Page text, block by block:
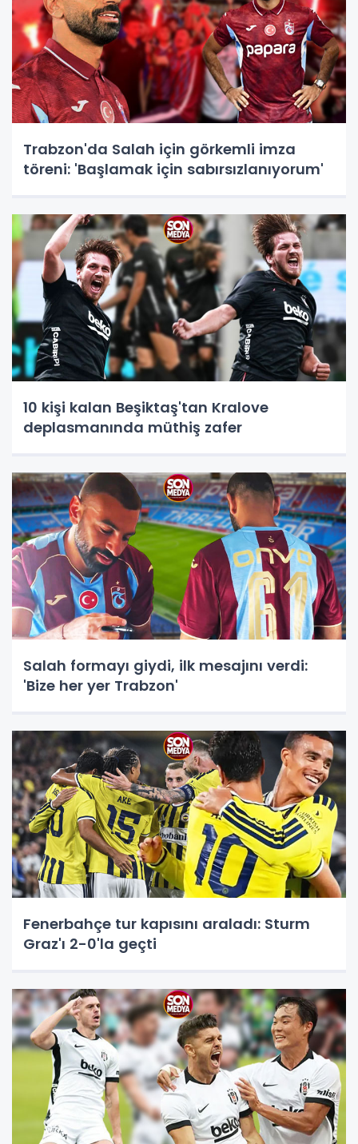
Trabzon'da Salah için görkemli imza
töreni: 'Başlamak için sabırsızlanıyorum'
10 kişi kalan Beşiktaş'tan Kralove
deplasmanında müthiş zafer
Salah formayı giydi, ilk mesajını verdi:
'Bize her yer Trabzon'
Fenerbahçe tur kapısını araladı: Sturm
Graz'ı 2-0'la geçti